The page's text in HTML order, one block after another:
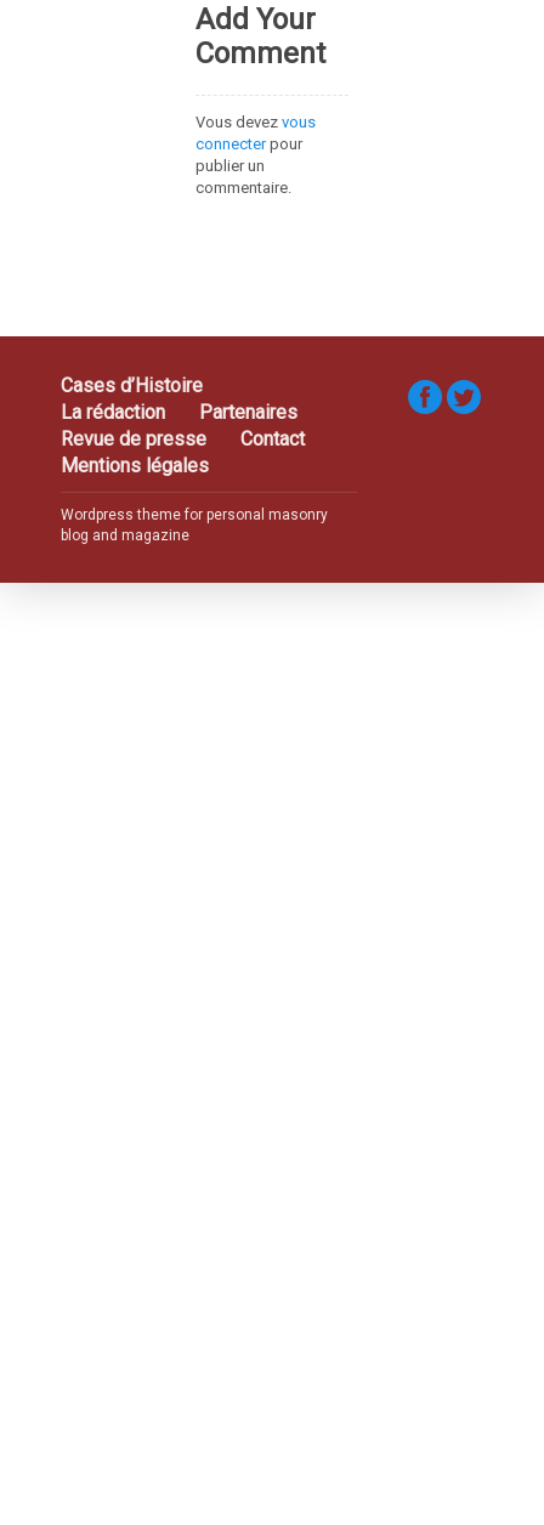
Add Your
Comment
Vous devez vous
connecterpour
publier un
commentaire.
Cases d’Histoire
La rédaction
Partenaires
Revue de presse
Contact
Mentions légales
Wordpress theme for personal masonry
blog and magazine